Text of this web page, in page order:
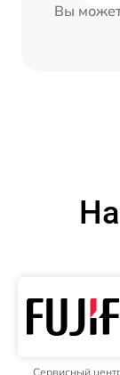
Вы
Сервисный